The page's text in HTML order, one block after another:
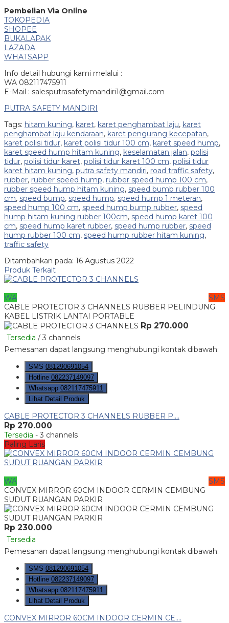
Pembelian Via Online
TOKOPEDIA
SHOPEE
BUKALAPAK
LAZADA
WHATSAPP
Info detail hubungi kami melalui :
WA 082117475911
E-Mail : salesputrasafetymandiri1@gmail.com
PUTRA SAFETY MANDIRI
Tags: hitam kuning, karet, karet penghambat laju, karet
penghambat laju kendaraan, karet pengurang kecepatan,
karet polisi tidur, karet polisi tidur 100 cm, karet speed hump,
karet speed hump hitam kuning, keselamatan jalan, polisi
tidur, polisi tidur karet, polisi tidur karet 100 cm, polisi tidur
karet hitam kuning, putra safety mandiri, road traffic safety,
rubber, rubber speed hump, rubber speed hump 100 cm,
rubber speed hump hitam kuning, speed bumb rubber 100
cm, speed bump, speed hump, speed hump 1 meteran,
speed hump 100 cm, speed hump bump rubber, speed
hump hitam kuning rubber 100cm, speed hump karet 100
cm, speed hump karet rubber, speed hump rubber, speed
hump rubber 100 cm, speed hump rubber hitam kuning,
traffic safety
Ditambahkan pada: 16 Agustus 2022
Produk Terkait
WA
SMS
CABLE PROTECTOR 3 CHANNELS RUBBER PELINDUNG
KABEL LISTRIK LANTAI PORTABLE
Rp 270.000
Tersedia / 3 channels
Pemesanan dapat langsung menghubungi kontak dibawah:
SMS 081290691054
Hotline 082237149097
Whatsapp 082117475911
Lihat Detail Produk
CABLE PROTECTOR 3 CHANNELS RUBBER P....
Rp 270.000
Tersedia - 3 channels
Paling Laris
WA
SMS
CONVEX MIRROR 60CM INDOOR CERMIN CEMBUNG
SUDUT RUANGAN PARKIR
Rp 230.000
Tersedia
Pemesanan dapat langsung menghubungi kontak dibawah:
SMS 081290691054
Hotline 082237149097
Whatsapp 082117475911
Lihat Detail Produk
CONVEX MIRROR 60CM INDOOR CERMIN CE....